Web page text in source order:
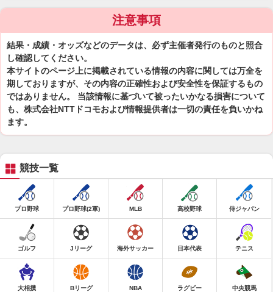
注意事項
結果・成績・オッズなどのデータは、必ず主催者発行のものと照合
し確認してください。
本サイトのページ上に掲載されている情報の内容に関しては万全を
期しておりますが、その内容の正確性および安全性を保証するもの
ではありません。 当該情報に基づいて被ったいかなる損害について
も、株式会社NTTドコモおよび情報提供者は一切の責任を負いかね
ます。
競技一覧
プロ野球 プロ野球(2軍) MLB 高校野球 侍ジャパン
ゴルフ Jリーグ 海外サッカー 日本代表 テニス
大相撲 Bリーグ NBA ラグビー 中央競馬